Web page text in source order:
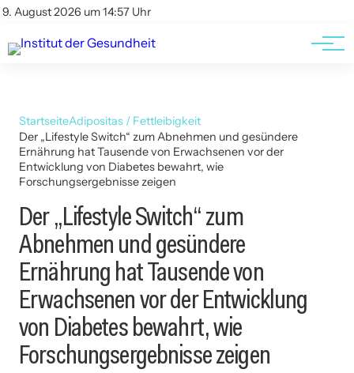
9. August 2026 um 14:57 Uhr
Kontakt
Kontakt
AGBs
StartseiteAdipositas / Fettleibigkeit
Der „Lifestyle Switch“ zum Abnehmen und gesündere
Ernährung hat Tausende von Erwachsenen vor der
Entwicklung von Diabetes bewahrt, wie
Forschungsergebnisse zeigen
Der „Lifestyle Switch“ zum
Abnehmen und gesündere
Ernährung hat Tausende von
Erwachsenen vor der Entwicklung
von Diabetes bewahrt, wie
Forschungsergebnisse zeigen